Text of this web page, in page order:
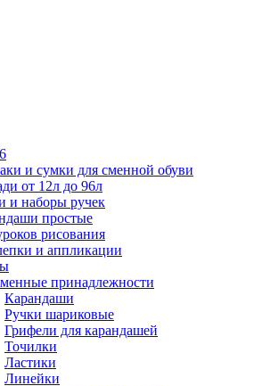
и сумки для сменной обуви
от 12л до 96л
и наборы ручек
простые
рисования
и аппликации
принадлежности
Карандаши
Ручки шариковые
Грифели для карандашей
Точилки
Ластики
Линейки